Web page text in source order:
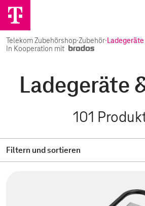
Telekom Zubehörshop·Zubehör·
In Kooperation mit
Ladegeräte
101
Filtern und sortieren